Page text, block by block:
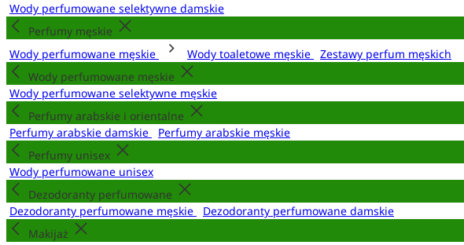
Wody perfumowane selektywne damskie
Perfumy męskie
Wody perfumowane męskie
Wody toaletowe męskie
Zestawy perfum męskich
Wody perfumowane męskie
Wody perfumowane selektywne męskie
Perfumy arabskie i orientalne
Perfumy arabskie damskie
Perfumy arabskie męskie
Perfumy unisex
Wody perfumowane unisex
Dezodoranty perfumowane
Dezodoranty perfumowane męskie
Dezodoranty perfumowane damskie
Makijaż